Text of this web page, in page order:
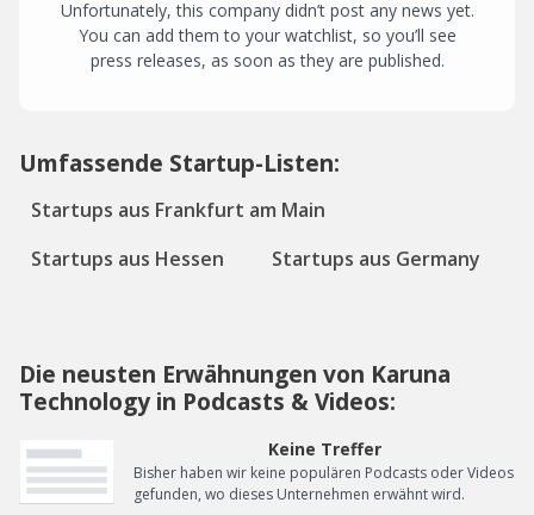
Unfortunately, this company didn’t post any news yet.
You can add them to your watchlist, so you’ll see
press releases, as soon as they are published.
Umfassende Startup-Listen:
Startups aus Frankfurt am Main
Startups aus Hessen
Startups aus Germany
Die neusten Erwähnungen von Karuna
Technology in Podcasts & Videos:
Keine Treffer
Bisher haben wir keine populären Podcasts oder Videos
gefunden, wo dieses Unternehmen erwähnt wird.